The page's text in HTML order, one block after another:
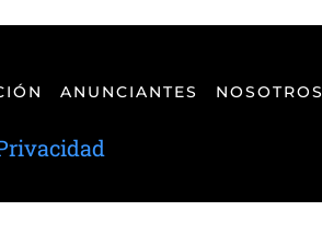
ANUNCIANTES NOSOTROS